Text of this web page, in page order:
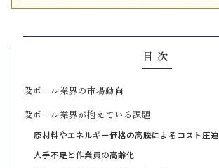
目次
段ボール業界の市場動向
段ボール業界が抱えている課題
原材料やエネルギー価格の高騰によるコスト圧迫
人手不足と作業員の高齢化